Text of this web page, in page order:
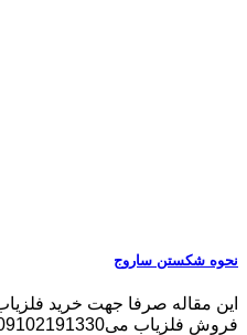
نحوه شکستن ساروج
این مقاله صرفا جهت خرید
فروش فلزیاب می09102191330